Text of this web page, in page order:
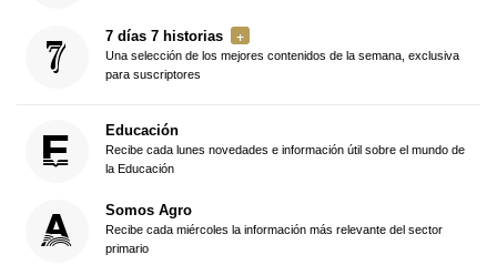
7 días 7 historias
Una selección de los mejores contenidos de la semana, exclusiva
para suscriptores
Educación
Recibe cada lunes novedades e información útil sobre el mundo de
la Educación
Somos Agro
Recibe cada miércoles la información más relevante del sector
primario